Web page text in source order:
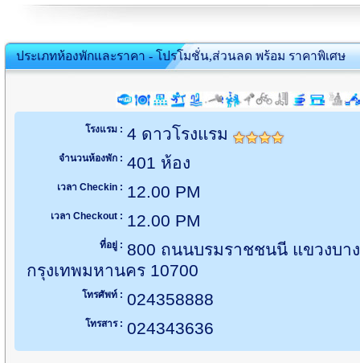
ประเภทห้องพักและราคา - โปรโมชั่น,ส่วนลด พร้อม ราคาพิเศษ
โรงแรม : 4 ดาวโรงแรม
จำนวนห้องพัก : 401 ห้อง
เวลา Checkin : 12.00 PM
เวลา Checkout : 12.00 PM
ที่อยู่ : 800 ถนนบรมราชชนนี แขวงบา
กรุงเทพมหานคร 10700
โทรศัพท์ : 024358888
โทรสาร : 024343636